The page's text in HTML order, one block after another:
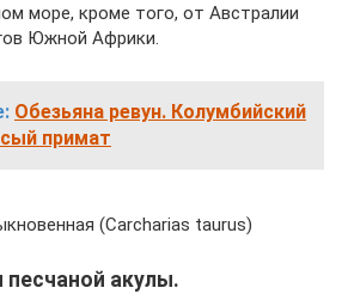
море, кроме того, от Австралии
Южной Африки.
Обезьяна ревун. Колумбийский
примат
(Carcharias taurus)
песчаной акулы.